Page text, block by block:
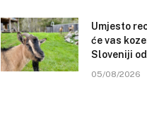
Umjesto
će vas
Sloveniji
05/08/2026